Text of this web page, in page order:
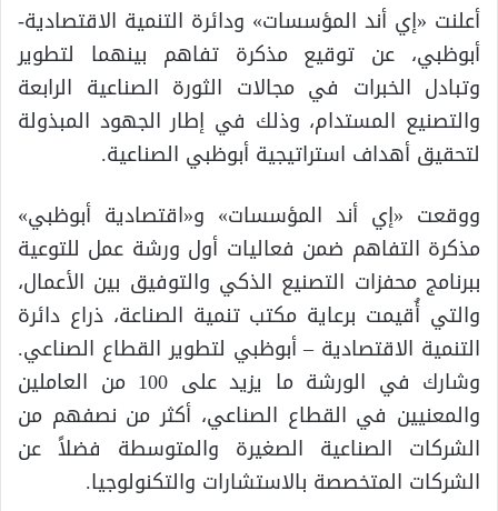
أعلنت «إي أند المؤسسات» ودائرة التنمية الاقتصادية-
أبوظبي، عن توقيع مذكرة تفاهم بينهما لتطوير
وتبادل الخبرات في مجالات الثورة الصناعية الرابعة
والتصنيع المستدام، وذلك في إطار الجهود المبذولة
لتحقيق أهداف استراتيجية أبوظبي الصناعية.
ووقعت «إي أند المؤسسات» و«اقتصادية أبوظبي»
مذكرة التفاهم ضمن فعاليات أول ورشة عمل للتوعية
ببرنامج محفزات التصنيع الذكي والتوفيق بين الأعمال،
والتي أُقيمت برعاية مكتب تنمية الصناعة، ذراع دائرة
التنمية الاقتصادية – أبوظبي لتطوير القطاع الصناعي.
وشارك في الورشة ما يزيد على 100 من العاملين
والمعنيين في القطاع الصناعي، أكثر من نصفهم من
الشركات الصناعية الصغيرة والمتوسطة فضلاً عن
الشركات المتخصصة بالاستشارات والتكنولوجيا.